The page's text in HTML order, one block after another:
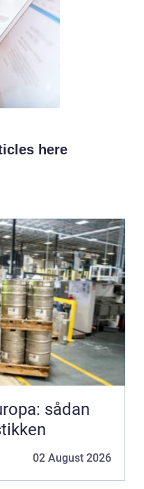
here
sådan
02 August 2026